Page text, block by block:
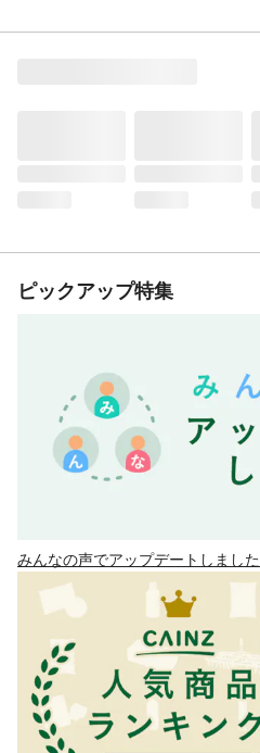
ピックアップ特集
みんなの声でアップデートしました